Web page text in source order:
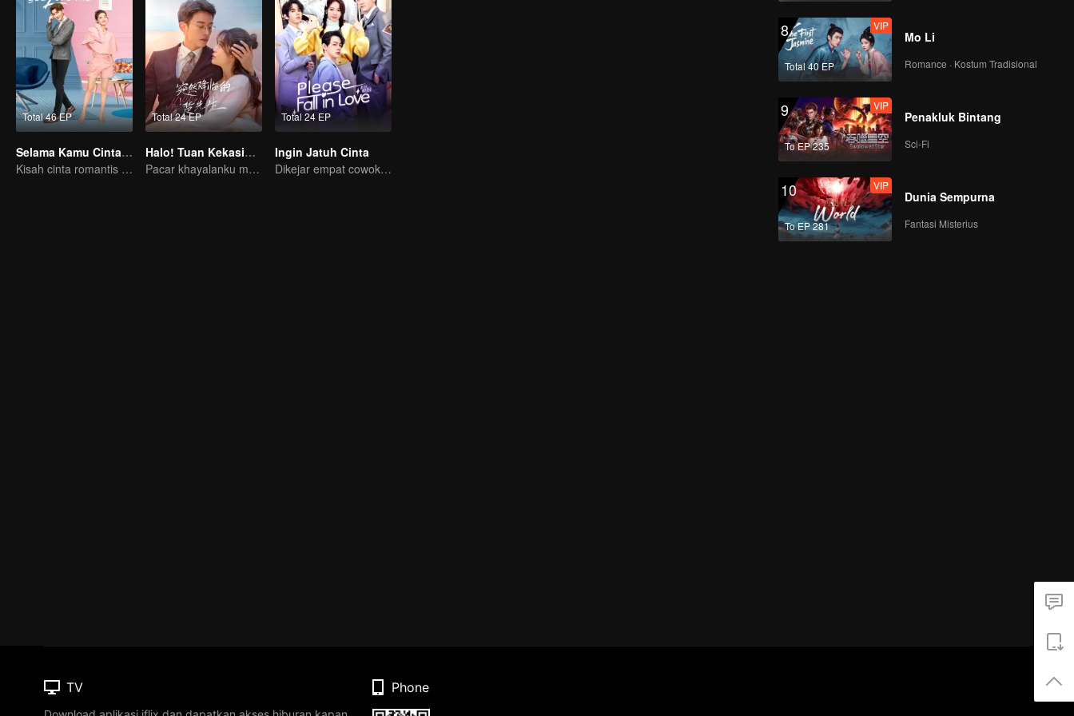
Total 46 EP
Selama Kamu Cinta Aku
Kisah cinta romantis Dylan Xiong dan Lai Yumeng
Total 24 EP
Halo! Tuan Kekasihku
Pacar khayalanku muncul di dunia nyata
Total 24 EP
Ingin Jatuh Cinta
Dikejar empat cowok harus pilih satu
8
Total 40 EP
VIP
Mo Li
Romance · Kostum Tradisional
9
To EP 235
VIP
Penakluk Bintang
Sci-Fi
10
To EP 281
VIP
Dunia Sempurna
Fantasi Misterius
TV Phone